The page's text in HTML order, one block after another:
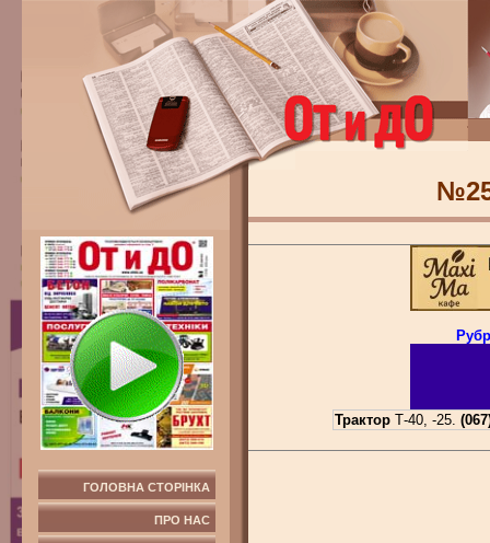
ГОЛОВНА СТОРІНКА
ПРО НАС
ТракторТ-40, -25.